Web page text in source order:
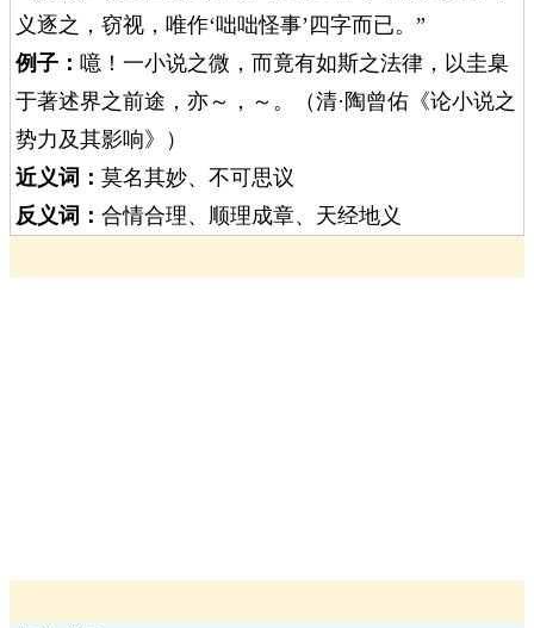
义逐之，窃视，唯作‘咄咄怪事’四字而已。”
例子： 噫！一小说之微，而竟有如斯之法律，以圭臬
于著述界之前途，亦～，～。（清·陶曾佑《论小说之
势力及其影响》）
近义词： 莫名其妙、不可思议
反义词： 合情合理、顺理成章、天经地义